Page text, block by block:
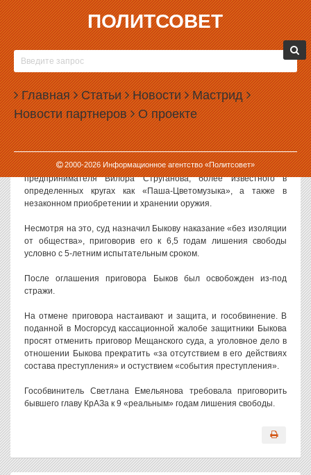
ПОЛИТСОВЕТ
Главная Статьи Новости Мастрид
Новости партнеров О проекте
2000-2026Информационное агентство «Политсовет»
01.10.2002, 09:59
«ДЕЛО БЫКОВА» ВОЗОБНОВЛЕНО
Мосгорсуд во вторник рассмотрит вопрос об отмене приговора,
вынесенного Мещанским межмуниципальным судом столицы
бывшему главе Красноярского алюминиевого заводаАнатолию
Быкову.
19 июня Мещанский суд Москвы признал Быковавиновнымв
организации покушения на убийство красноярского
предпринимателя Вилора Струганова, более известного в
определенных кругах как «Паша-Цветомузыка», а также в
незаконном приобретении и хранении оружия.
Несмотря на это, суд назначил Быкову наказание «без изоляции
от общества», приговорив его к 6,5 годам лишения свободы
условно с 5-летним испытательным сроком.
После оглашения приговора Быков был освобожден из-под
стражи.
На отмене приговора настаивают и защита, и гособвинение. В
поданной в Мосгорсуд кассационной жалобе защитники Быкова
просят отменить приговор Мещанского суда, а уголовное дело в
отношении Быкова прекратить «за отсутствием в его действиях
состава преступления» и остуствием «события преступления».
Гособвинитель Светлана Емельянова требовала приговорить
бывшего главу КрАЗа к 9 «реальным» годам лишения свободы.